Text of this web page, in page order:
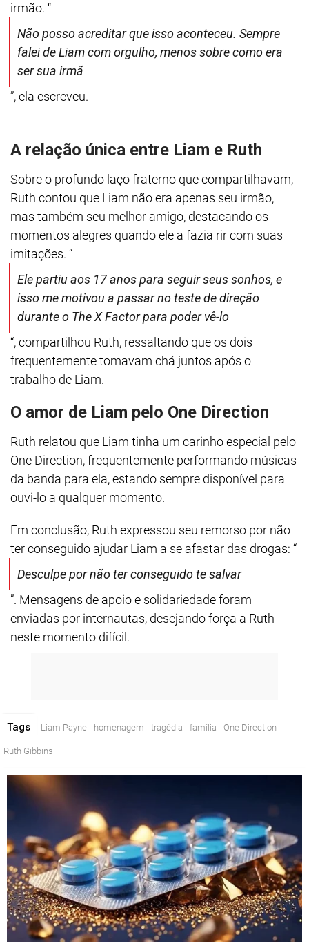
irmão. “
Não posso acreditar que isso aconteceu. Sempre
falei de Liam com orgulho, menos sobre como era
ser sua irmã
”, ela escreveu.
A relação única entre Liam e Ruth
Sobre o profundo laço fraterno que compartilhavam,
Ruth contou que Liam não era apenas seu irmão,
mas também seu melhor amigo, destacando os
momentos alegres quando ele a fazia rir com suas
imitações. “
Ele partiu aos 17 anos para seguir seus sonhos, e
isso me motivou a passar no teste de direção
durante o The X Factor para poder vê-lo
“, compartilhou Ruth, ressaltando que os dois
frequentemente tomavam chá juntos após o
trabalho de Liam.
O amor de Liam pelo One Direction
Ruth relatou que Liam tinha um carinho especial pelo
One Direction, frequentemente performando músicas
da banda para ela, estando sempre disponível para
ouvi-lo a qualquer momento.
Em conclusão, Ruth expressou seu remorso por não
ter conseguido ajudar Liam a se afastar das drogas: “
Desculpe por não ter conseguido te salvar
”. Mensagens de apoio e solidariedade foram
enviadas por internautas, desejando força a Ruth
neste momento difícil.
Tags Liam Payne homenagem tragédia família One Direction
Ruth Gibbins